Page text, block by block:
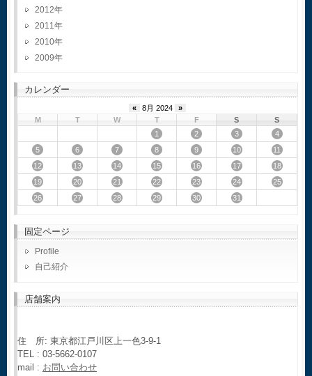
2012
2011
2010
2009
カレンダー
« 8月 2024
»
M
T W T F S
S
1
2 3
4
5
6 7 8 9 10
11
12
13 14 15 16 17
18
19
20 21 22 23 24
25
26
27 28 29 30 31
固定ページ
Profile
自己紹介
店舗案内
住 所: 東京都江戸川区上一色3-9-1
TEL : 03-5662-0107
mail : お問い合わせ